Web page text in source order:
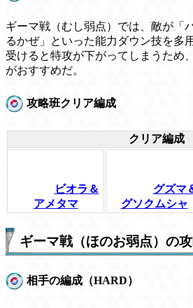
ギーマ戦（むし弱点）では、敵が「
るかぜ」といった能力ダウン技を多
受けると特攻が下がってしまうため
がおすすめだ。
攻略班クリア編成
クリア編成
ビオラ＆
アメタマ
グズマ
グソクムシャ
ギーマ戦（ほのお弱点）の
相手の編成（HARD）